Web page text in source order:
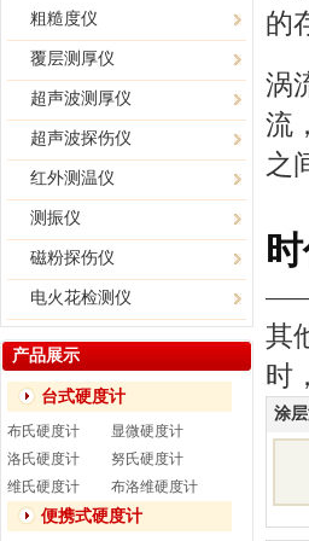
的
涡
流
之
——
其
时
涂
粗糙度仪
覆层测厚仪
超声波测厚仪
超声波探伤仪
红外测温仪
测振仪
磁粉探伤仪
电火花检测仪
产品展示
台式硬度计
布氏硬度计
显微硬度计
洛氏硬度计
努氏硬度计
维氏硬度计
布洛维硬度计
便携式硬度计